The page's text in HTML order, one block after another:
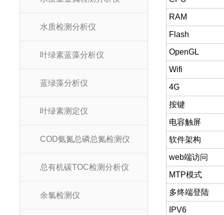
水质检测分析仪
叶绿素蓝藻分析仪
蓝绿藻分析仪
叶绿素测定仪
COD氨氮总磷总氮检测仪
总有机碳TOC检测分析仪
余氯检测仪
RAM
Flash
OpenGL
Wifi
4G
按键
电容触屏
软件架构
web端访问
MTP模式
多终端登陆
IPV6